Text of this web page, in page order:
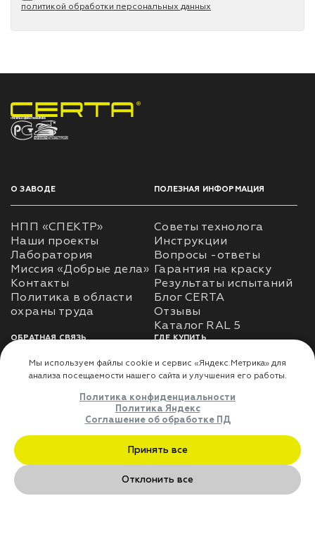
политикой обработки персональных данных
НПП «СПЕКТР» ЗАВОД ЛАКОКРАСОЧНЫХ МАТЕРИАЛОВ
О ЗАВОДЕ
НПП «СПЕКТР»
Наши проекты
Лаборатория
Миссия «Добрые дела»
Контакты
Политика в области
ПОЛЕЗНАЯ ИНФОРМАЦИЯ
Советы технолога
Инструкции
Вопросы -ответы
Гарантия на краску
Результаты испытаний
Блог CERTA
Отзывы
Каталог RAL 5
ОБРАТНАЯ СВЯЗЬ
Использование
использования личных
Оферта
ГДЕ КУПИТЬ
Доставка
Где купить
ДЛЯ ПАРТНЁРОВ
Преимущества